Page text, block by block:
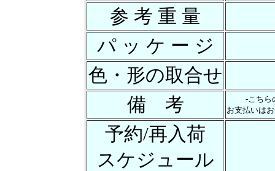
参 考 重 量
パ ッ ケ ー ジ
色・形の取合せ
備 考
-こちら
お支払いは
予約/再入荷
スケジュール